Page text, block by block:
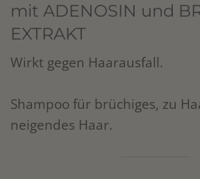
mit ADENOSIN und
EXTRAKT
Wirkt gegen Haarausfall.
Shampoo für brüchiges, zu
neigendes Haar.